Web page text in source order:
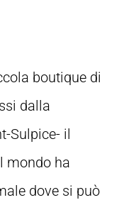
boutique di
dalla
Sulpice- il
mondo ha
dove si può